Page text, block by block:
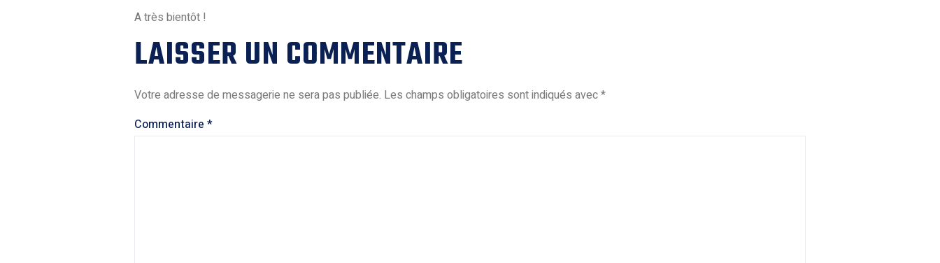
A très bientôt !
LAISSER UN COMMENTAIRE
Votre adresse de messagerie ne sera pas publiée. Les champs obligatoires sont indiqués avec*
Commentaire *